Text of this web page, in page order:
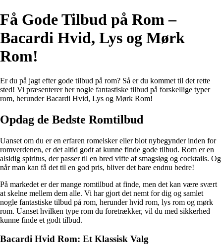
Få Gode Tilbud på Rom –
Bacardi Hvid, Lys og Mørk
Rom!
Er du på jagt efter gode tilbud på rom? Så er du kommet til det rette
sted! Vi præsenterer her nogle fantastiske tilbud på forskellige typer
rom, herunder Bacardi Hvid, Lys og Mørk Rom!
Opdag de Bedste Romtilbud
Uanset om du er en erfaren romelsker eller blot nybegynder inden for
romverdenen, er det altid godt at kunne finde gode tilbud. Rom er en
alsidig spiritus, der passer til en bred vifte af smagsløg og cocktails. Og
når man kan få det til en god pris, bliver det bare endnu bedre!
På markedet er der mange romtilbud at finde, men det kan være svært
at skelne mellem dem alle. Vi har gjort det nemt for dig og samlet
nogle fantastiske tilbud på rom, herunder hvid rom, lys rom og mørk
rom. Uanset hvilken type rom du foretrækker, vil du med sikkerhed
kunne finde et godt tilbud.
Bacardi Hvid Rom: Et Klassisk Valg